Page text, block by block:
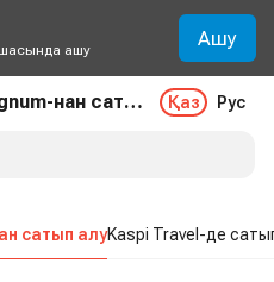
ашу Ашу
Жалпы сұрақтар. Magnum-нан сатып алу Қаз Рус
сатып алуKaspi Travel-де